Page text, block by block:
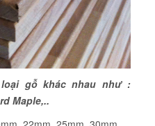
gỗ khác nhau như :
Maple,..